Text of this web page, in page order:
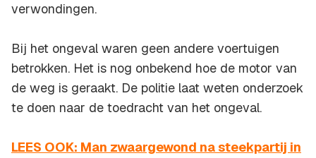
verwondingen.
Bij het ongeval waren geen andere voertuigen
betrokken. Het is nog onbekend hoe de motor van
de weg is geraakt. De politie laat weten onderzoek
te doen naar de toedracht van het ongeval.
LEES OOK: Man zwaargewond na steekpartij in